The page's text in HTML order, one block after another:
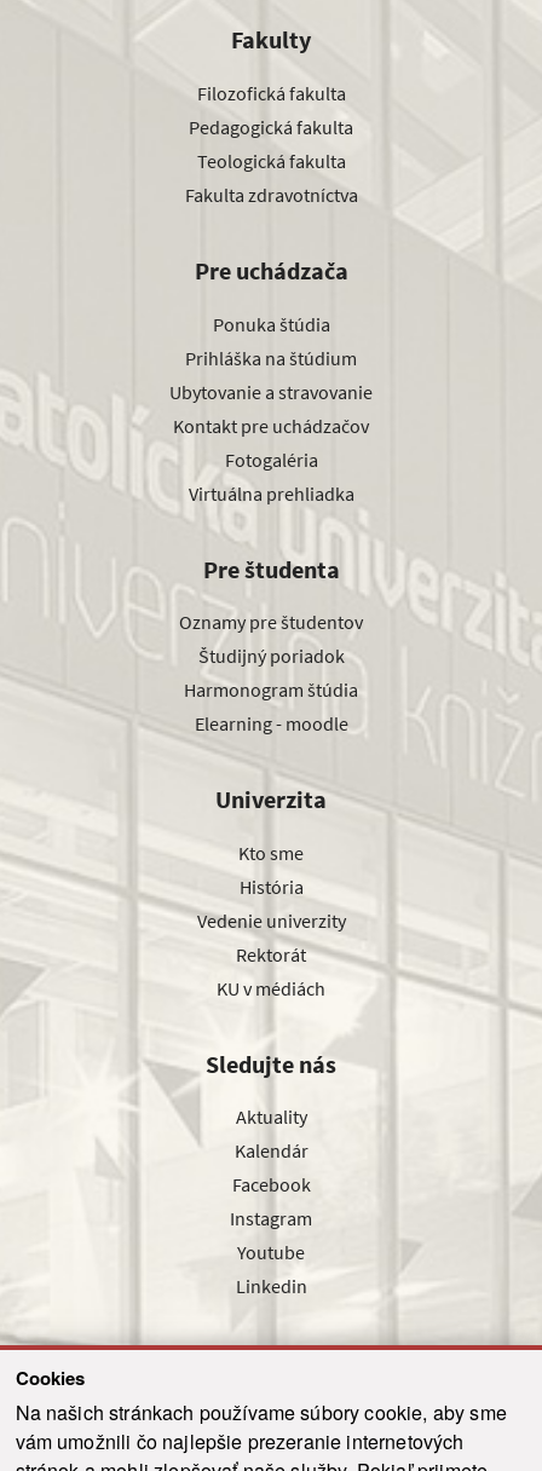
Cookies
Na našich stránkach používame súbory cookie, aby sme
vám umožnili čo najlepšie prezeranie internetových
Fakulty
Filozofická fakulta
Pedagogická fakulta
Teologická fakulta
Fakulta zdravotníctva
Pre uchádzača
Ponuka štúdia
Prihláška na štúdium
Ubytovanie a stravovanie
Kontakt pre uchádzačov
Fotogaléria
Virtuálna prehliadka
Pre študenta
Oznamy pre študentov
Študijný poriadok
Harmonogram štúdia
Elearning - moodle
Univerzita
Kto sme
História
Vedenie univerzity
Rektorát
KU v médiách
Sledujte nás
Aktuality
Kalendár
Facebook
Instagram
Youtube
Linkedin